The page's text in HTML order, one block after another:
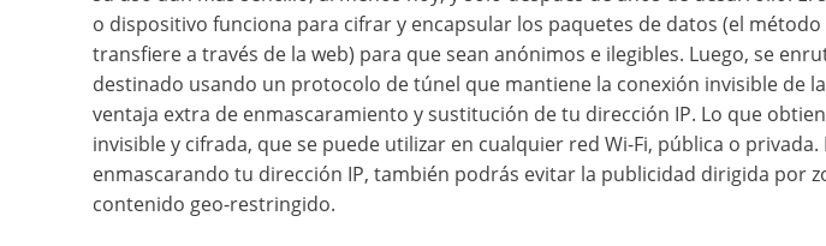
o dispositivo funciona para cifrar y encapsular los paquetes de datos (el
transfiere a través de la web) para que sean anónimos e ilegibles. Luego, se
destinado usando un protocolo de túnel que mantiene la conexión invisible de
ventaja extra de enmascaramiento y sustitución de tu dirección IP. Lo que
invisible y cifrada, que se puede utilizar en cualquier red Wi-Fi, pública o privada.
enmascarando tu dirección IP, también podrás evitar la publicidad dirigida por
contenido geo-restringido.